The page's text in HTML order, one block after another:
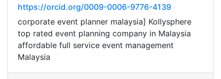
https://orcid.org/0009-0006-9776-4139
corporate event planner malaysia] Kollysphere
top rated event planning company in Malaysia
affordable full service event management
Malaysia